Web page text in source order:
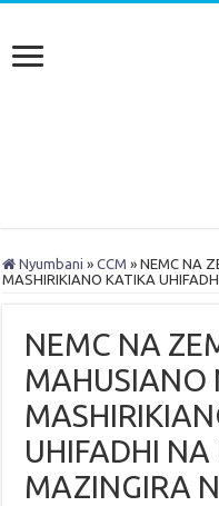
Nyumbani » CCM » NEMC NA
MASHIRIKIANO KATIKA
NEMC NA
MAHUSIANO
UHIFADHI
MAZINGIRA